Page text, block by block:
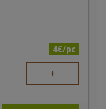
4€/pc
+